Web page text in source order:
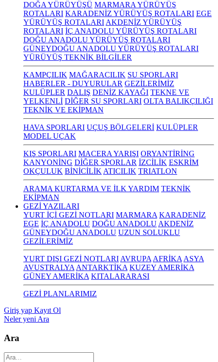
DOĞA YÜRÜYÜŞÜ MARMARA YÜRÜYÜŞ
ROTALARI KARADENİZ YÜRÜYÜŞ ROTALARI EGE
YÜRÜYÜŞ ROTALARI AKDENİZ YÜRÜYÜŞ
ROTALARI İÇ ANADOLU YÜRÜYÜŞ ROTALARI
DOĞU ANADOLU YÜRÜYÜŞ ROTALARI
GÜNEYDOĞU ANADOLU YÜRÜYÜŞ ROTALARI
YÜRÜYÜŞ TEKNİK BİLGİLER
KAMPÇILIK MAĞARACILIK SU SPORLARI
HABERLER - DUYURULAR GEZİLERİMİZ
KULÜPLER DALIŞ DENİZ KAYAĞI TEKNE VE
YELKENLİ DİĞER SU SPORLARI OLTA BALIKÇILIĞI
TEKNİK VE EKİPMAN
HAVA SPORLARI UÇUŞ BÖLGELERİ KULÜPLER
MODEL UÇAK
KIŞ SPORLARI MACERA YARIŞI ORYANTİRİNG
KANYONİNG DİĞER SPORLAR İZCİLİK ESKRİM
OKÇULUK BİNİCİLİK ATICILIK TRIATLON
ARAMA KURTARMA VE İLK YARDIM TEKNİK
EKİPMAN
GEZİ YAZILARI
YURT İÇİ GEZİ NOTLARI MARMARA KARADENİZ
EGE İÇ ANADOLU DOĞU ANADOLU AKDENİZ
GÜNEYDOĞU ANADOLU UZUN SOLUKLU
GEZİLERİMİZ
YURT DIŞI GEZİ NOTLARI AVRUPA AFRİKA ASYA
AVUSTRALYA ANTARKTİKA KUZEY AMERİKA
GÜNEY AMERİKA KITALARARASI
GEZİ PLANLARIMIZ
Giriş yap Kayıt Ol
Neler yeni Ara
Ara